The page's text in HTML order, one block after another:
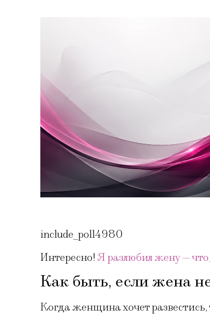
include_poll4980
Интересно!Я разлюбил жену — что
Как быть, если жена
Когда женщина хочет развестись,